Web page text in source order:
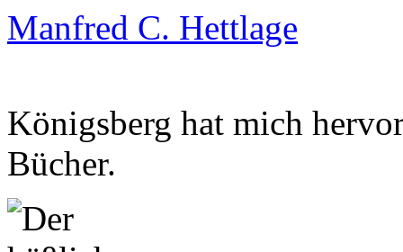
Manfred C. Hettlage
Königsberg hat mich
Bücher.